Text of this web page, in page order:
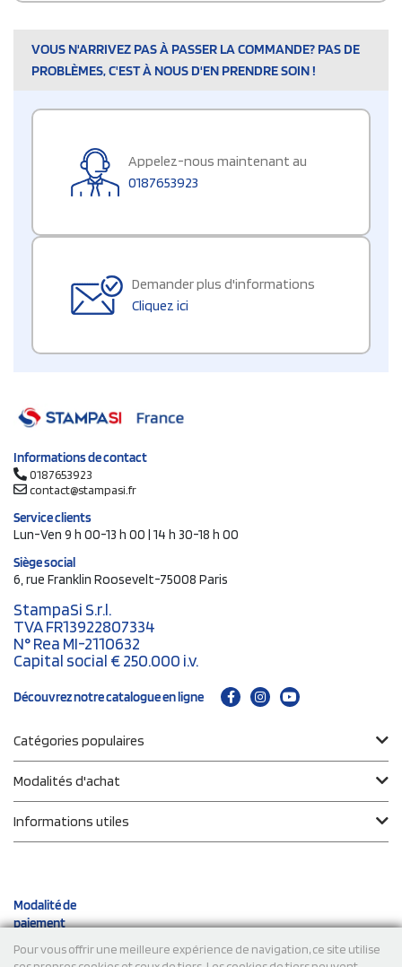
Pour vous offrir une meilleure expérience de navigation, ce site utilise
VOUS N'ARRIVEZ PAS À PASSER LA COMMANDE? PAS DE
PROBLÈMES, C'EST À NOUS D'EN PRENDRE SOIN !
Appelez-nous maintenant au
0187653923
Demander plus d'informations
Cliquez ici
Informations de contact
0187653923
contact@stampasi.fr
Service clients
Lun-Ven 9 h 00-13 h 00 | 14 h 30-18 h 00
Siège social
6, rue Franklin Roosevelt-75008 Paris
StampaSi S.r.l.
TVA FR13922807334
N° Rea MI-2110632
Capital social € 250.000 i.v.
Découvrez notre catalogue en ligne
Catégories populaires
Modalités d'achat
Informations utiles
Modalité de
paiement